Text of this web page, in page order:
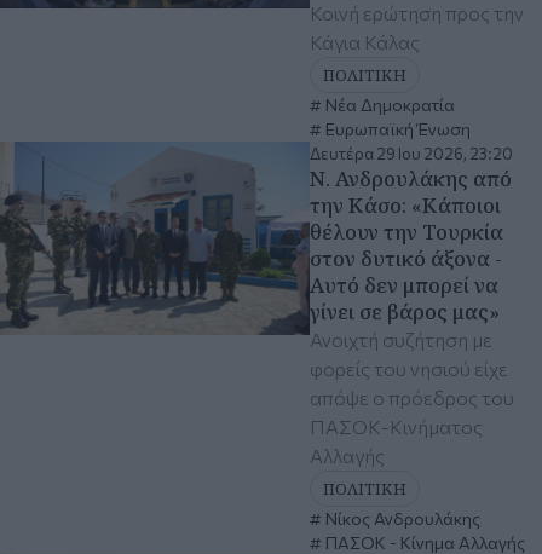
Κοινή ερώτηση προς την
Κάγια Κάλας
ΠΟΛΙΤΙΚΗ
Νέα Δημοκρατία
Ευρωπαϊκή Ένωση
Δευτέρα 29 Ιου 2026, 23:20
Ν. Ανδρουλάκης από
την Κάσο: «Κάποιοι
θέλουν την Τουρκία
στον δυτικό άξονα -
Αυτό δεν μπορεί να
γίνει σε βάρος μας»
Ανοιχτή συζήτηση με
φορείς του νησιού είχε
απόψε ο πρόεδρος του
ΠΑΣΟΚ-Κινήματος
Αλλαγής
ΠΟΛΙΤΙΚΗ
Νίκος Ανδρουλάκης
ΠΑΣΟΚ - Κίνημα Αλλαγής